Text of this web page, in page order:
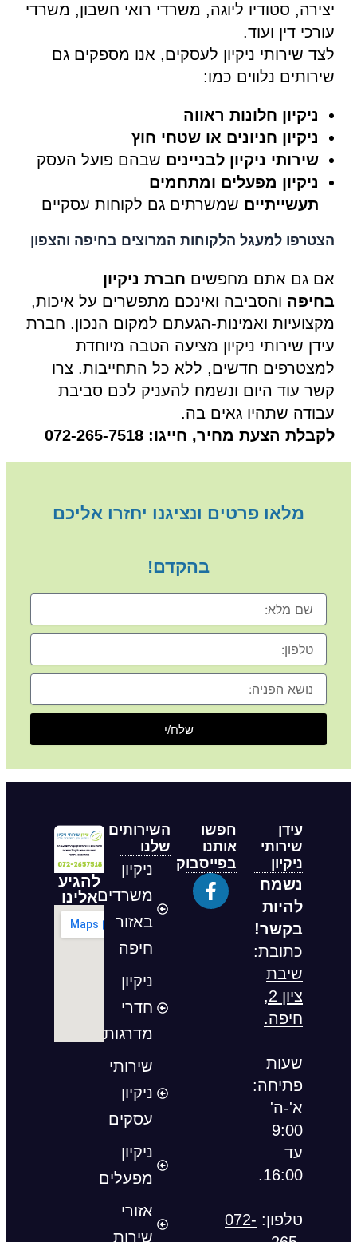
יצירה, סטודיו ליוגה, משרדי רואי חשבון, משרדי
עורכי דין ועוד.
לצד שירותי ניקיון לעסקים, אנו מספקים גם
שירותים נלווים כמו:
ניקיון חלונות ראווה
ניקיון חניונים או שטחי חוץ
שירותי ניקיון לבניינים שבהם פועל העסק
ניקיון מפעלים ומתחמים
תעשייתיים שמשרתים גם לקוחות עסקיים
הצטרפו למעגל הלקוחות המרוצים בחיפה והצפון
אם גם אתם מחפשים חברת ניקיון
בחיפה והסביבה ואינכם מתפשרים על איכות,
מקצועיות ואמינות-הגעתם למקום הנכון. חברת
עידן שירותי ניקיון מציעה הטבה מיוחדת
למצטרפים חדשים, ללא כל התחייבות. צרו
קשר עוד היום ונשמח להעניק לכם סביבת
עבודה שתהיו גאים בה.
לקבלת הצעת מחיר, חייגו: 072-265-7518
מלאו פרטים ונציגנו יחזרו אליכם
בהקדם!
שם
מלא
טלפון
נושא
הפניה
שלח/י
עידן
שירותי
ניקיון
נשמח
להיות
בקשר!
כתובת:
שיבת
ציון 2,
חיפה.
שעות
פתיחה:
א'-ה'
9:00
עד
16:00.
טלפון: 072-
חפשו
אותנו
בפייסבוק
השירותים
שלנו
ניקיון
משרדים
באזור
חיפה
ניקיון
חדרי
מדרגות
שירותי
ניקיון
עסקים
ניקיון
מפעלים
אזורי
שירות
להגיע
אלינו